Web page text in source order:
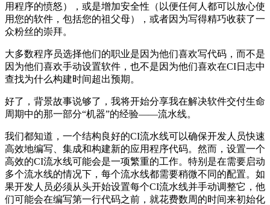
用程序的愤怒），或是增加安全性（以便任何人都可以放心使
用您的软件，包括您的祖父母），或者因为写得精巧收获了一
众粉丝的崇拜。
大多数程序员选择他们的职业是因为他们喜欢写代码，而不是
因为他们喜欢手动设置软件，也不是因为他们喜欢在CI日志中
查找为什么构建时间超出预期。
好了，背景故事说够了，我将开始分享我在解决软件交付生命
周期中的那一部分“机器”的经验——流水线。
我们都知道，一个结构良好的CI流水线可以确保开发人员快速
高效地编写、集成和构建新的应用程序代码。然而，设置一个
高效的CI流水线可能会是一项繁重的工作。特别是在需要启动
多个流水线的情况下，每个流水线都需要稍微不同的配置。如
果开发人员必须从头开始设置每个CI流水线并手动调整它，他
们可能会在编写第一行代码之前，就花费数周的时间来初始化